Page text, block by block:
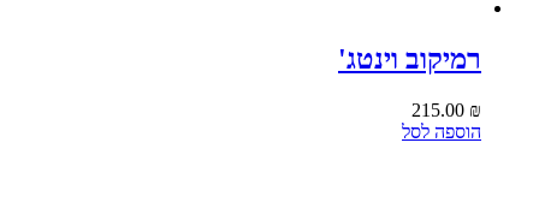
רמיקוב וינטג'
215.00 ₪
הוספה לסל